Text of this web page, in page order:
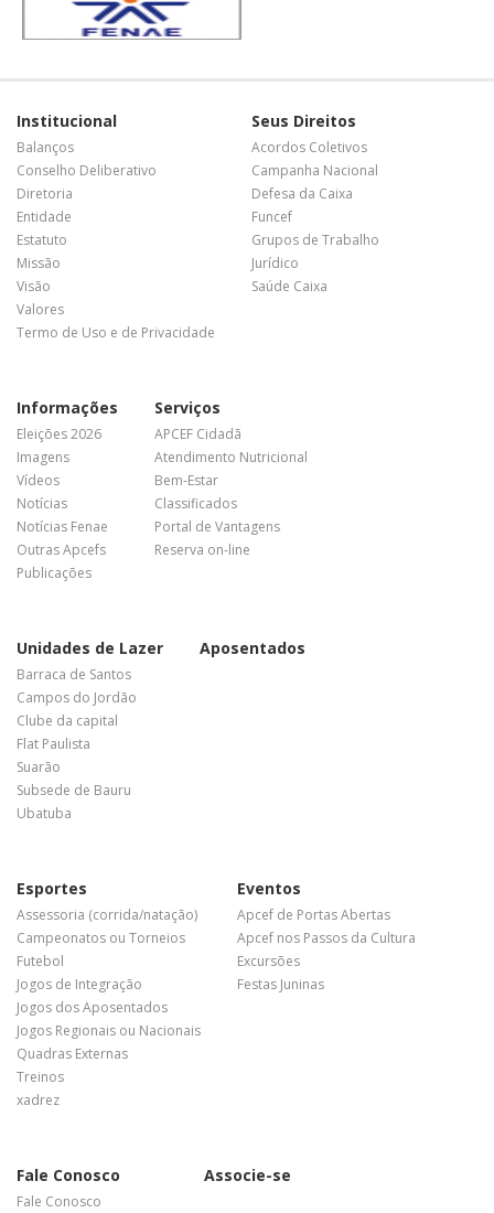
Institucional
Balanços
Conselho Deliberativo
Diretoria
Entidade
Estatuto
Missão
Visão
Valores
Termo de Uso e de Privacidade
Seus Direitos
Acordos Coletivos
Campanha Nacional
Defesa da Caixa
Funcef
Grupos de Trabalho
Jurídico
Saúde Caixa
Informações
Eleições 2026
Imagens
Vídeos
Notícias
Notícias Fenae
Outras Apcefs
Publicações
Serviços
APCEF Cidadã
Atendimento Nutricional
Bem-Estar
Classificados
Portal de Vantagens
Reserva on-line
Unidades de Lazer
Barraca de Santos
Campos do Jordão
Clube da capital
Flat Paulista
Suarão
Subsede de Bauru
Ubatuba
Aposentados
Esportes
Assessoria (corrida/natação)
Campeonatos ou Torneios
Futebol
Jogos de Integração
Jogos dos Aposentados
Jogos Regionais ou Nacionais
Quadras Externas
Treinos
xadrez
Eventos
Apcef de Portas Abertas
Apcef nos Passos da Cultura
Excursões
Festas Juninas
Fale Conosco
Fale Conosco
Associe-se